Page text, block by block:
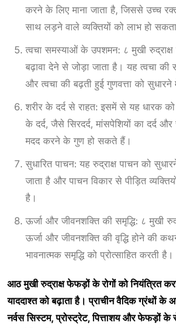
करने के लिए माना जाता है, जिससे उच्च
साथ लड़ने वाले व्यक्तियों को लाभ हो
त्वचा समस्याओं के उपशमन: ८ मुखी रुद्राक्ष
बढ़ावा देने से जोड़ा जाता है। यह त्वचा
और त्वचा की बढ़ती हुई गुणवत्ता को
शरीर के दर्द से राहत: इसमें से यह धारक को
के दर्द, जैसे सिरदर्द, मांसपेशियों का दर्द
मदद करने के गुण हो सकते हैं।
सुधारित पाचन: यह रुद्राक्ष पाचन को
जाता है और पाचन विकार से पीड़ित
है।
ऊर्जा और जीवनशक्ति की समृद्धि: ८ मुखी
ऊर्जा और जीवनशक्ति की वृद्धि होने की
भावनात्मक समृद्धि को प्रोत्साहित करती है।
आठमुखीरुद्राक्षफेफड़ोंकेरोगोंकोनियंत्रित
याददाश्तकोबढ़ाताहै।प्राचीनवैदिकग्रंथोंके
नर्वससिस्टम,प्रोस्ट्रेट,पित्ताशयऔरफेफड़ोंके